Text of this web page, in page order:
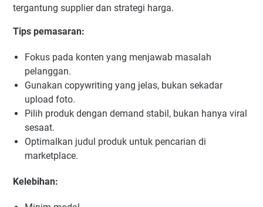
tergantung supplier dan strategi harga.
Tips pemasaran:
Fokus pada konten yang menjawab masalah
pelanggan.
Gunakan copywriting yang jelas, bukan sekadar
upload foto.
Pilih produk dengan demand stabil, bukan hanya viral
sesaat.
Optimalkan judul produk untuk pencarian di
marketplace.
Kelebihan: